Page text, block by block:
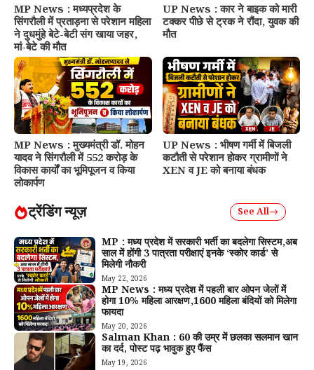
MP News : मध्यप्रदेश के
सिंगरौली में प्रताड़ना से परेशान महिला
ने दुधमुंहे बेटे-बेटी संग खाया जहर,
मां-बेटे की मौत
UP News : कार ने बाइक को मारी
टक्कर पीछे से ट्रक ने रौंदा, युवक की
मौत
MP News : मुख्यमंत्री डॉ. मोहन
यादव ने सिंगरौली में 552 करोड़ के
विकास कार्यों का भूमिपूजन व किया
लोकार्पण
UP News : भीषण गर्मी में बिजली
कटौती से परेशान होकर ग्रामीणों ने
XEN व JE को बनाया बंधक
ट्रेंडिंग न्यूज़ See All
MP : मध्य प्रदेश में सरकारी भर्ती का बदलेगा सिस्टम,अब
साल में होंगी 3 पात्रता परीक्षाएं इनके ‘स्कोर कार्ड’ से
मिलेगी नौकरी
May 22, 2026
MP News : मध्य प्रदेश में पहली बार ओपन जेलों में
होगा 10% महिला आरक्षण,1600 महिला बंदियों को मिलेगा
फायदा
May 20, 2026
Salman Khan : 60 की उम्र में छलका सलमान खान
का दर्द, पोस्ट पढ़ भावुक हुए फैंस
May 19, 2026